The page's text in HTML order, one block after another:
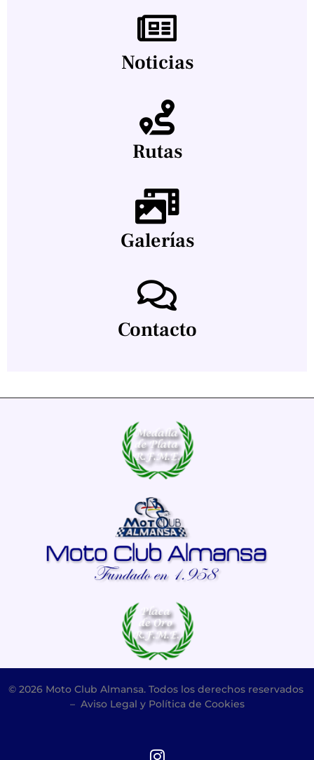
Noticias
Rutas
Galerías
Contacto
© 2026 Moto Club Almansa. Todos los derechos reservados
– Aviso Legal y Política de Cookies